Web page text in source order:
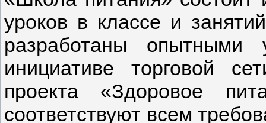
уроков в классе и
разработаны
инициативе торговой
проекта «Здоровое
соответствуют всем